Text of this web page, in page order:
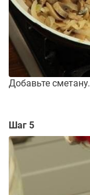
Добавьте сметану.
Шаг 5